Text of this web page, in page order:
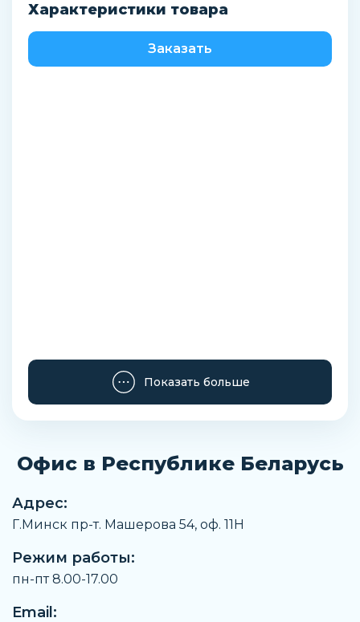
Характеристики товара
Заказать
Показать больше
Офис в Республике Беларусь
Адрес:
Г.Минск пр-т. Машерова 54, оф. 11H
Режим работы:
пн-пт 8.00-17.00
Email: